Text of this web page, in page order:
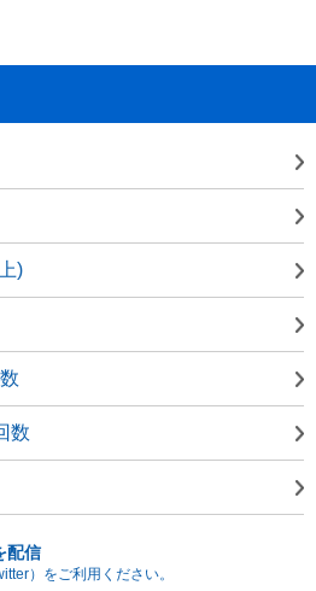
)
数
配信
）をご利用ください。